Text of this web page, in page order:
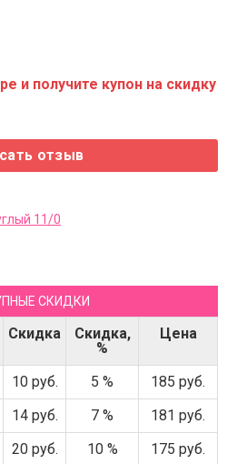
и получите купон на скидку
11/0
СКИДКИ
Скидка
Скидка,
%
Цена
10 руб. 5 %
185 руб.
14 руб. 7 %
181 руб.
20 руб. 10 %
175 руб.